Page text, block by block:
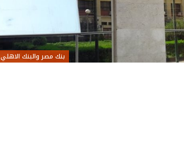
بنك مصر والبنك الاهلي